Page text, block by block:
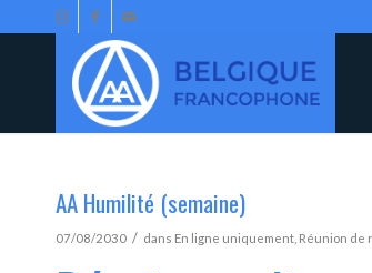
AA Humilité (semaine)
07/08/2030 / dans En ligne uniquement Réunion de